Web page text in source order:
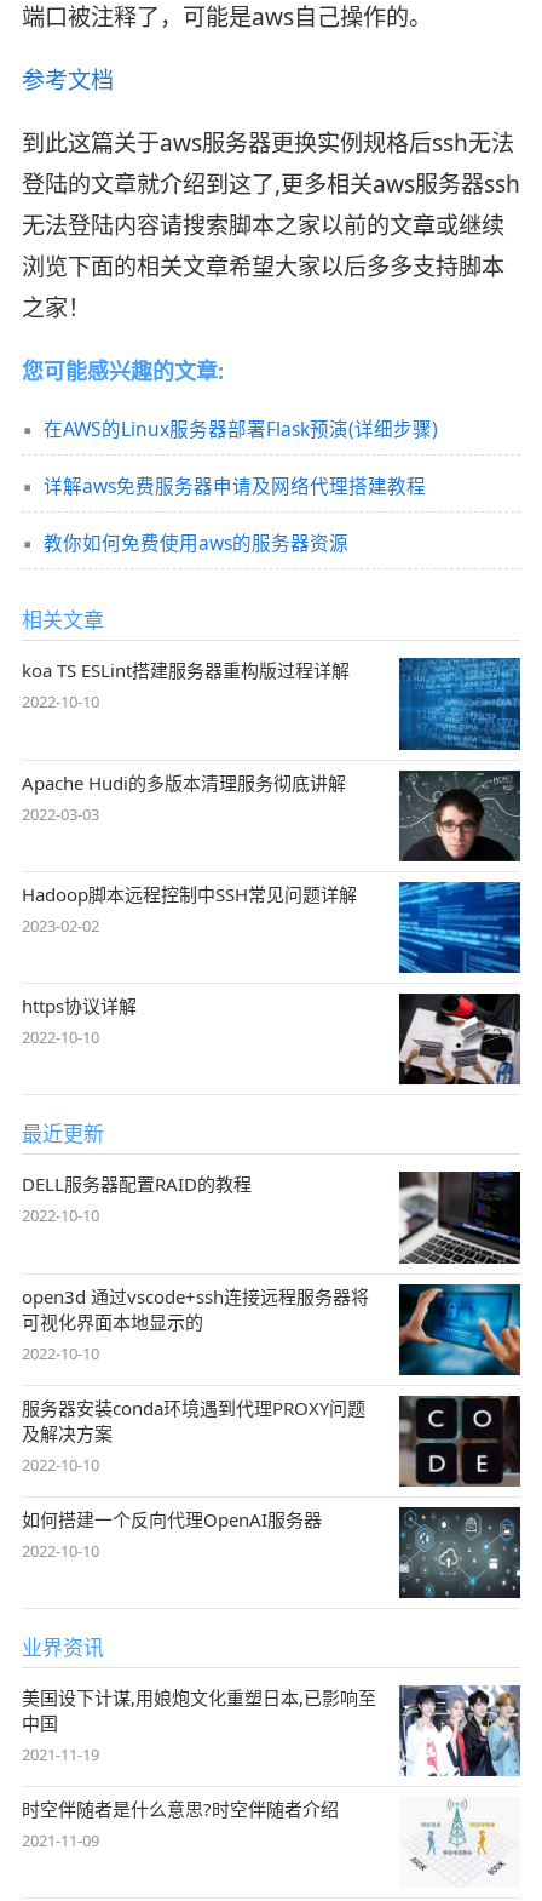
端口被注释了，可能是aws自己操作的。
参考文档
到此这篇关于aws服务器更换实例规格后ssh无法
登陆的文章就介绍到这了,更多相关aws服务器ssh
无法登陆内容请搜索脚本之家以前的文章或继续
浏览下面的相关文章希望大家以后多多支持脚本
之家！
您可能感兴趣的文章:
在AWS的Linux服务器部署Flask预演(详细步骤)
详解aws免费服务器申请及网络代理搭建教程
教你如何免费使用aws的服务器资源
相关文章
koa TS ESLint搭建服务器重构版过程详解
2022-10-10
Apache Hudi的多版本清理服务彻底讲解
2022-03-03
Hadoop脚本远程控制中SSH常见问题详解
2023-02-02
https协议详解
2022-10-10
最近更新
DELL服务器配置RAID的教程
2022-10-10
open3d 通过vscode+ssh连接远程服务器将
可视化界面本地显示的
2022-10-10
服务器安装conda环境遇到代理PROXY问题
及解决方案
2022-10-10
如何搭建一个反向代理OpenAI服务器
2022-10-10
业界资讯
美国设下计谋,用娘炮文化重塑日本,已影响至
中国
2021-11-19
时空伴随者是什么意思?时空伴随者介绍
2021-11-09